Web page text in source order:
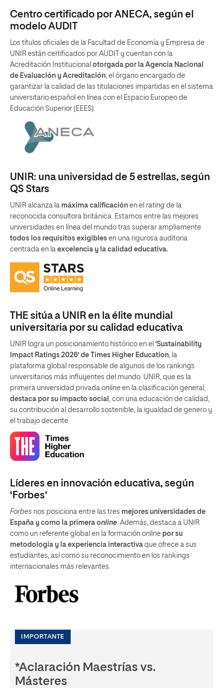
Centro certificado por ANECA, según el
modelo AUDIT
Los títulos oficiales de la Facultad de Economía y Empresa de
UNIR están certificados por AUDIT y cuentan con la
Acreditación Institucional otorgada por la Agencia Nacional
de Evaluación y Acreditación, el órgano encargado de
garantizar la calidad de las titulaciones impartidas en el sistema
universitario español en línea con el Espacio Europeo de
Educación Superior (EEES).
UNIR: una universidad de 5 estrellas, según
QS Stars
UNIR alcanza la máxima calificación en el rating de la
reconocida consultora británica. Estamos entre las mejores
universidades en línea del mundo tras superar ampliamente
todos los requisitos exigibles en una rigurosa auditoria
centrada en la excelencia y la calidad educativa.
THE sitúa a UNIR en la élite mundial
universitaria por su calidad educativa
UNIR logra un posicionamiento histórico en el ‘Sustainability
Impact Ratings 2026’ de Times Higher Education , la
plataforma global responsable de algunos de los rankings
universitarios más influyentes del mundo. UNIR, que es la
primera universidad privada online en la clasificación general,
destaca por su impacto social
, con una educación de calidad,
su contribución al desarrollo sostenible, la igualdad de genero y
el trabajo decente.
Líderes en innovación educativa, según
‘Forbes’
Forbes nos posiciona entre las tres mejores universidades de
España y como la primera online. Además, destaca a UNIR
como un referente global en la formación online por su
metodología y la experiencia interactiva que ofrece a sus
estudiantes, así como su reconocimiento en los rankings
internacionales más relevantes.
IMPORTANTE
*Aclaración Maestrías vs.
Másteres